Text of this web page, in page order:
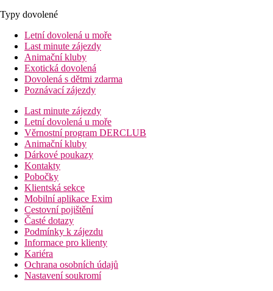
Typy dovolené
Letní dovolená u moře
Last minute zájezdy
Animační kluby
Exotická dovolená
Dovolená s dětmi zdarma
Poznávací zájezdy
Last minute zájezdy
Letní dovolená u moře
Věrnostní program DERCLUB
Animační kluby
Dárkové poukazy
Kontakty
Pobočky
Klientská sekce
Mobilní aplikace Exim
Cestovní pojištění
Časté dotazy
Podmínky k zájezdu
Informace pro klienty
Kariéra
Ochrana osobních údajů
Nastavení soukromí